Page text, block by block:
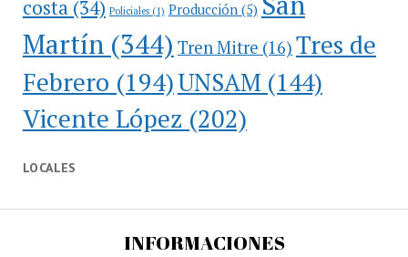
costa(34) Policiales(1) Producción(5)
Martín(344) Tren Mitre (16) Tres de
Febrero (194)UNSAM (144)
Vicente López (202)
LOCALES
INFORMACIONES